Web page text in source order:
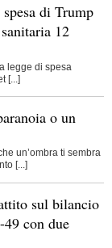
di Trump
12
legge di spesa
[...]
o un
un’ombra ti sembra
[...]
sul bilancio
con due